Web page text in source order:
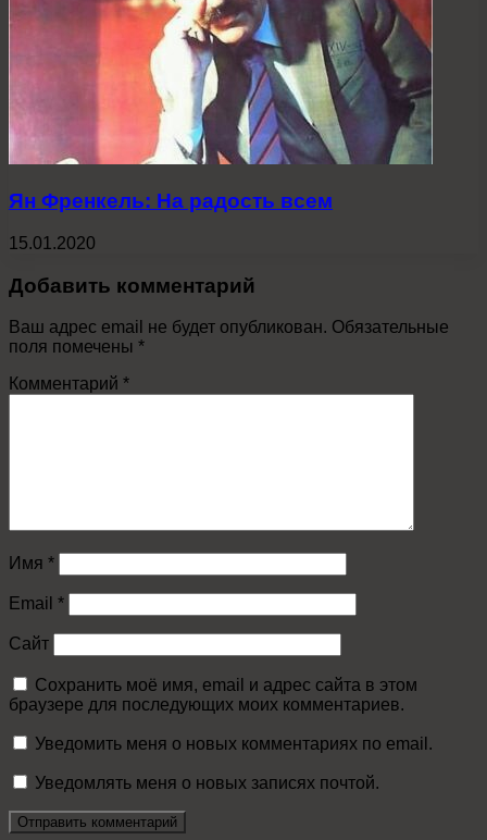
Ян Френкель: На радость всем
15.01.2020
Добавить комментарий
Ваш адрес email не будет опубликован. Обязательные
поля помечены *
Комментарий *
Имя *
Email *
Сайт
Сохранить моё имя, email и адрес сайта в этом
браузере для последующих моих комментариев.
Уведомить меня о новых комментариях по email.
Уведомлять меня о новых записях почтой.